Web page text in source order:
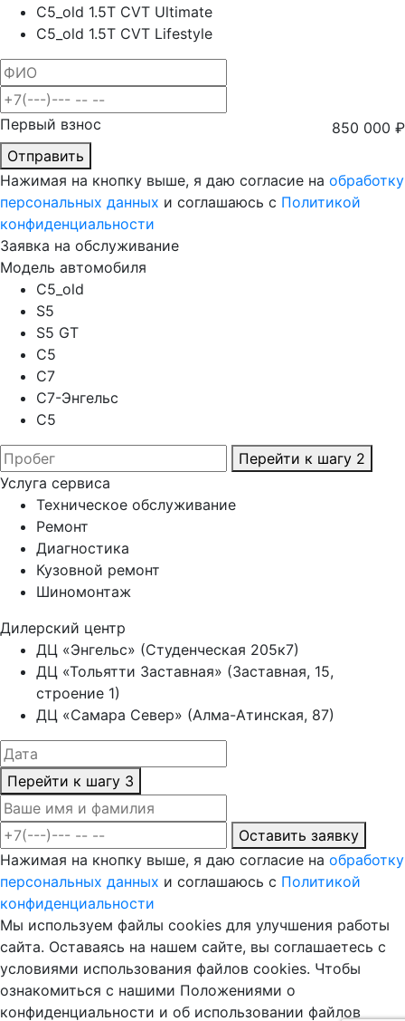
C5_old 1.5T CVT Ultimate
C5_old 1.5T CVT Lifestyle
Первый взнос 850 000 ₽
Отправить
Нажимая на кнопку выше, я даю согласие на обработку
персональных данных и соглашаюсь с Политикой
конфиденциальности
Заявка на обслуживание
Модель автомобиля
C5_old
S5
S5 GT
C5
C7
C7-Энгельс
C5
Перейти к шагу 2
Услуга сервиса
Техническое обслуживание
Ремонт
Диагностика
Кузовной ремонт
Шиномонтаж
Дилерский центр
ДЦ «Энгельс» (Студенческая 205к7)
ДЦ «Тольятти Заставная» (Заставная, 15,
строение 1)
ДЦ «Самара Север» (Алма-Атинская, 87)
Перейти к шагу 3
Оставить заявку
Нажимая на кнопку выше, я даю согласие на обработку
персональных данных и соглашаюсь с Политикой
конфиденциальности
Мы используем файлы cookies для улучшения работы
сайта. Оставаясь на нашем сайте, вы соглашаетесь с
условиями использования файлов cookies. Чтобы
ознакомиться с нашими Положениями о
конфиденциальности и об использовании файлов